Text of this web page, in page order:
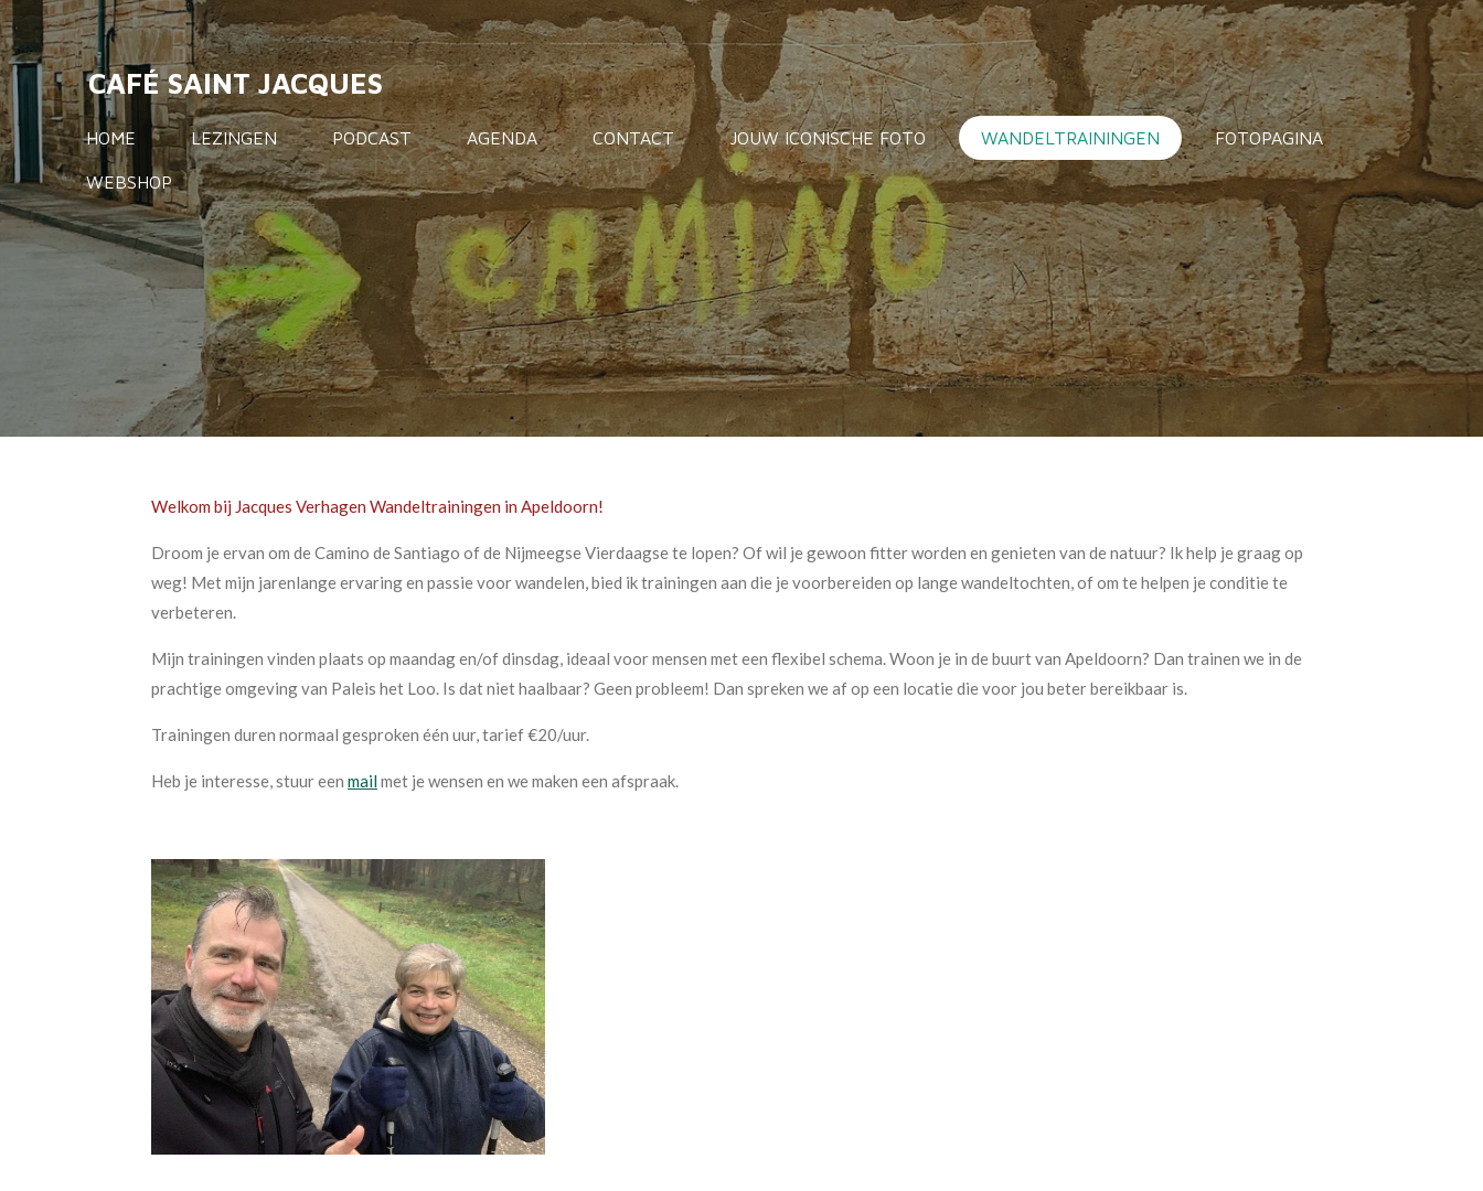
Ga
direct
naar
hoofdinhoud
CAFÉ SAINT JACQUES
HOME LEZINGEN PODCAST AGENDA CONTACT JOUW ICONISCHE FOTO WANDELTRAININGEN FOTOPAGINA
WEBSHOP
Welkom bij Jacques Verhagen Wandeltrainingen in Apeldoorn!
Droom je ervan om de Camino de Santiago of de Nijmeegse Vierdaagse te lopen? Of wil je gewoon fitter worden en genieten van de natuur? Ik help je graag op
weg! Met mijn jarenlange ervaring en passie voor wandelen, bied ik trainingen aan die je voorbereiden op lange wandeltochten, of om te helpen je conditie te
verbeteren.
Mijn trainingen vinden plaats op maandag en/of dinsdag, ideaal voor mensen met een flexibel schema. Woon je in de buurt van Apeldoorn? Dan trainen we in de
prachtige omgeving van Paleis het Loo. Is dat niet haalbaar? Geen probleem! Dan spreken we af op een locatie die voor jou beter bereikbaar is.
Trainingen duren normaal gesproken één uur, tarief €20/uur.
Heb je interesse, stuur een mailmet je wensen en we maken een afspraak.